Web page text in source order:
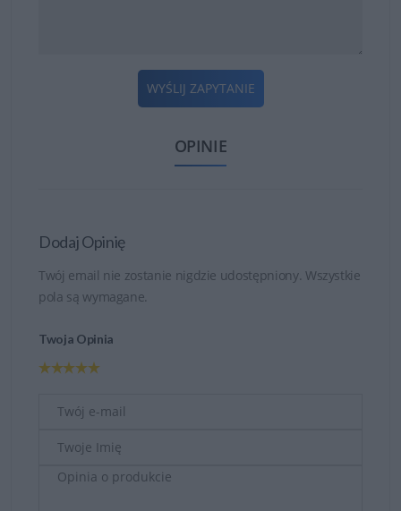
WYŚLIJ ZAPYTANIE
OPINIE
Dodaj Opinię
Twój email nie zostanie nigdzie udostępniony. Wszystkie
pola są wymagane.
Twoja Opinia